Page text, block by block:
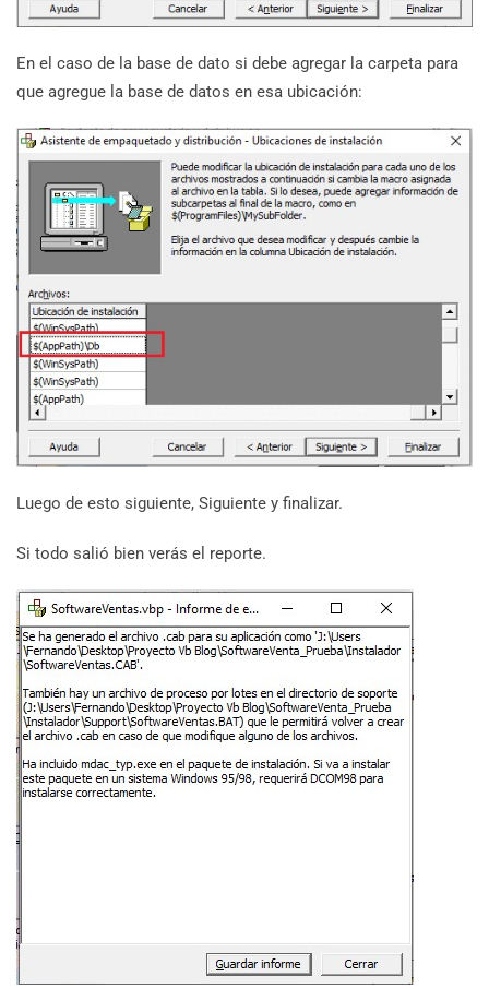
En el caso de la base de dato si debe agregar la carpeta para
que agregue la base de datos en esa ubicación:
Luego de esto siguiente, Siguiente y finalizar.
Si todo salió bien verás el reporte.